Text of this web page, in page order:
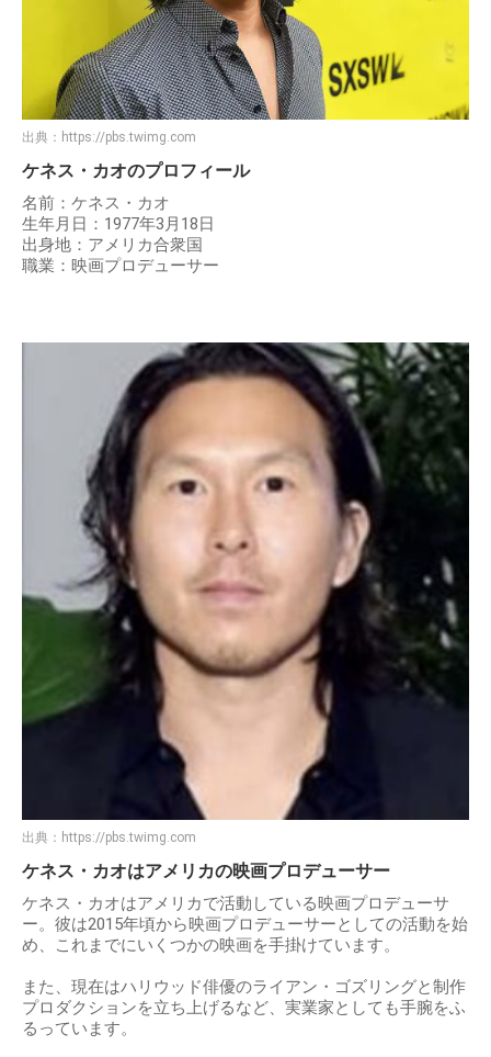
出典： https://pbs.twimg.com
ケネス・カオのプロフィール
名前：ケネス・カオ
生年月日：1977年3月18日
出身地：アメリカ合衆国
職業：映画プロデューサー
出典： https://pbs.twimg.com
ケネス・カオはアメリカの映画プロデューサー
ケネス・カオはアメリカで活動している映画プロデューサ
ー。彼は2015年頃から映画プロデューサーとしての活動を始
め、これまでにいくつかの映画を手掛けています。
また、現在はハリウッド俳優のライアン・ゴズリングと制作
プロダクションを立ち上げるなど、実業家としても手腕をふ
るっています。